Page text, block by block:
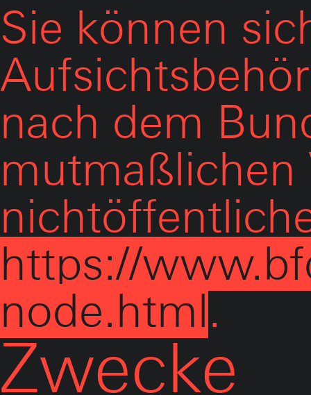
Sie können
nach dem
mutmaßlichen
https://
node.html.
Zwecke